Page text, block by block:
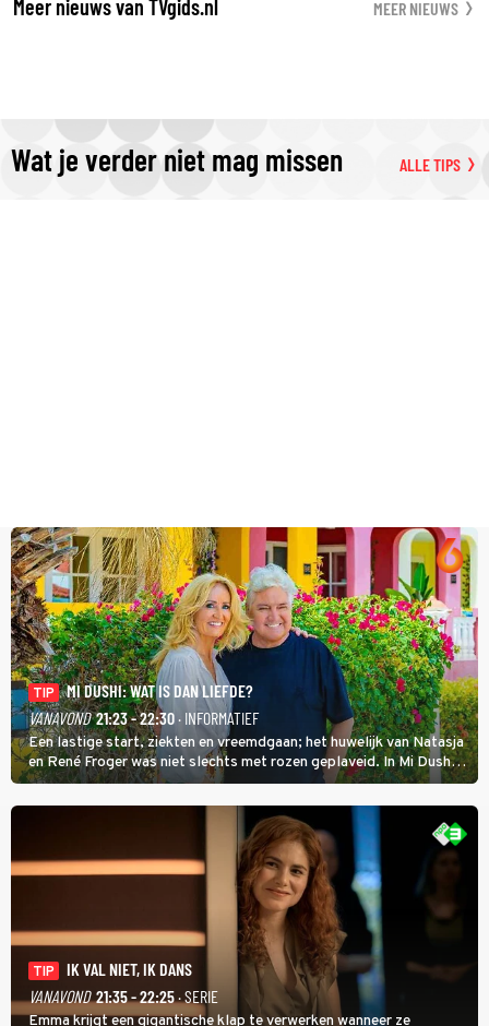
Meer nieuws van TVgids.nl MEER NIEUWS
Wat je verder niet mag missen ALLE TIPS
TIP
MI DUSHI: WAT IS DAN LIEFDE?
VANAVOND 21:23 - 22:30 · INFORMATIEF
Een lastige start, ziekten en vreemdgaan; het huwelijk van Natasja
en René Froger was niet slechts met rozen geplaveid. In Mi Dushi:
Wat Is Dan Liefde? neemt Wilfred Genee het showbizzkoppel mee
uit vissen om het over de liefde te hebben.
TIP
IK VAL NIET, IK DANS
VANAVOND 21:35 - 22:25· SERIE
Emma krijgt een gigantische klap te verwerken wanneer ze